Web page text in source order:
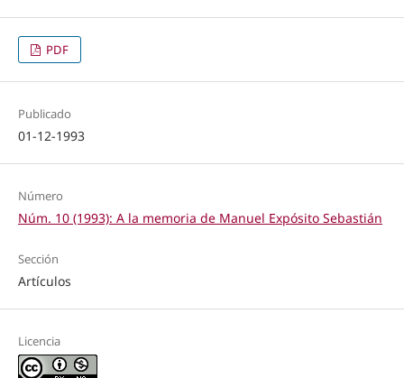
PDF
Publicado
01-12-1993
Número
Núm. 10 (1993): A la memoria de Manuel Expósito Sebastián
Sección
Artículos
Licencia